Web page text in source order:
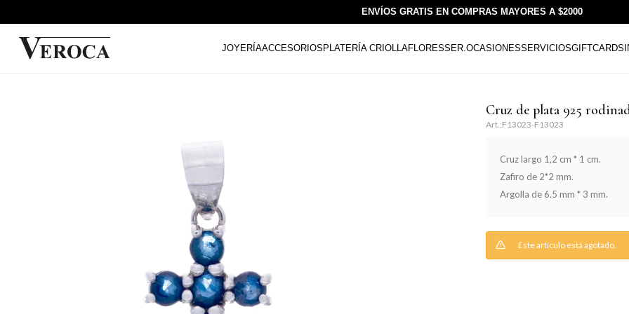
ENVÍOS GRATIS EN COMPRAS MAYORES A $2000
JOYERÍAACCESORIOS PLATERÍA CRIOLLAFLORESSER.OCASIONESSERVICIOSGIFTCARDS
Cruz de plata 925
F13023-F13023
Cruz largo 1,2 cm * 1 cm.
Zafiro de 2*2 mm.
Argolla de 6.5 mm * 3 mm.
Este artículo está agotado.